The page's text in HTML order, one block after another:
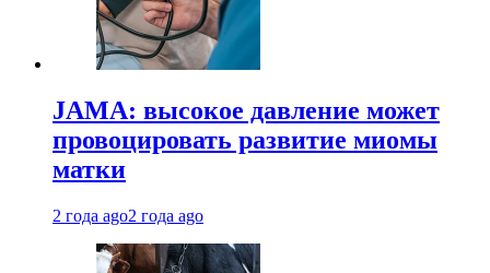
JAMA: высокое давление может
провоцировать развитие миомы
матки
2 года ago2 года ago